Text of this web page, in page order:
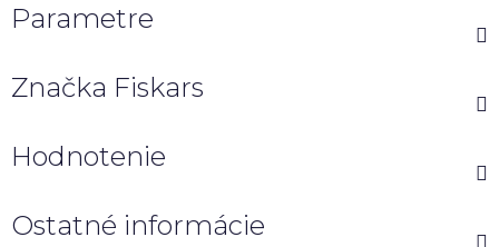
Parametre
Značka Fiskars
Hodnotenie
Ostatné informácie